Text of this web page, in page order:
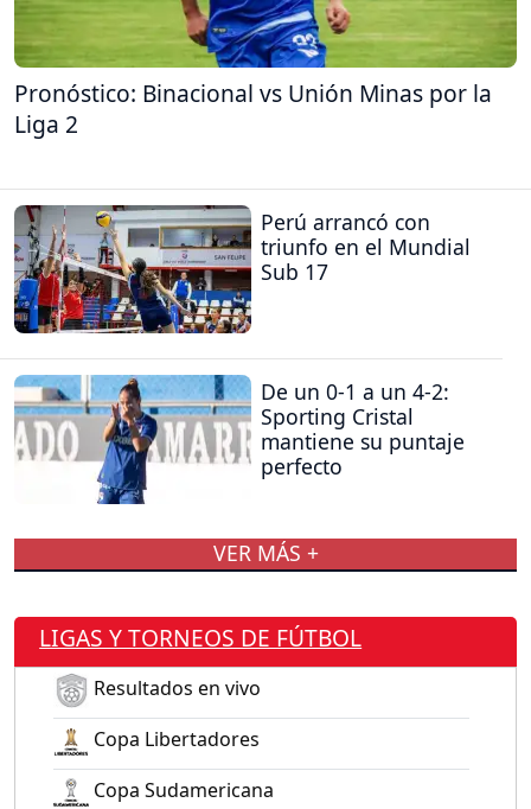
Pronóstico: Binacional vs Unión Minas por la
Liga 2
Perú arrancó con
triunfo en el Mundial
Sub 17
De un 0-1 a un 4-2:
Sporting Cristal
mantiene su puntaje
perfecto
VER MÁS +
LIGAS Y TORNEOS DE FÚTBOL
Resultados en vivo
Copa Libertadores
Copa Sudamericana